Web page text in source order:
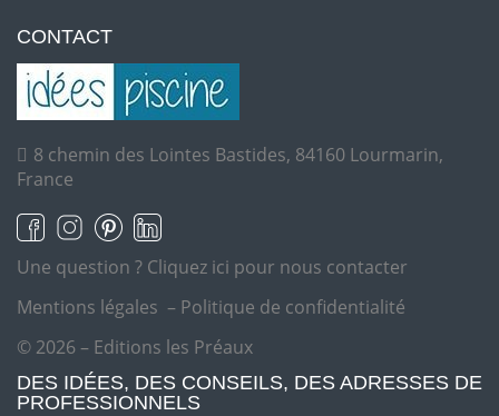
CONTACT
8 chemin des Lointes Bastides, 84160 Lourmarin,
France
Une question ? Cliquez ici pour nous contacter
Mentions légales – Politique de confidentialité
© 2026 – Editions les Préaux
DES IDÉES, DES CONSEILS, DES ADRESSES DE
PROFESSIONNELS